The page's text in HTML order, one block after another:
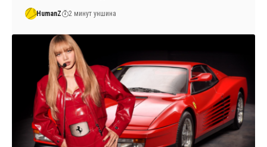
HumanZ 2 минут уншина